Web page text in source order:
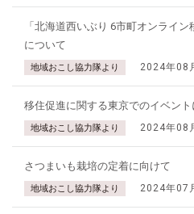
「北海道西いぶり 6市町オンライ
について
地域おこし協力隊より 2024年08
移住促進に関する東京でのイベント
地域おこし協力隊より 2024年08
さつまいも栽培の定着に向けて
地域おこし協力隊より 2024年07